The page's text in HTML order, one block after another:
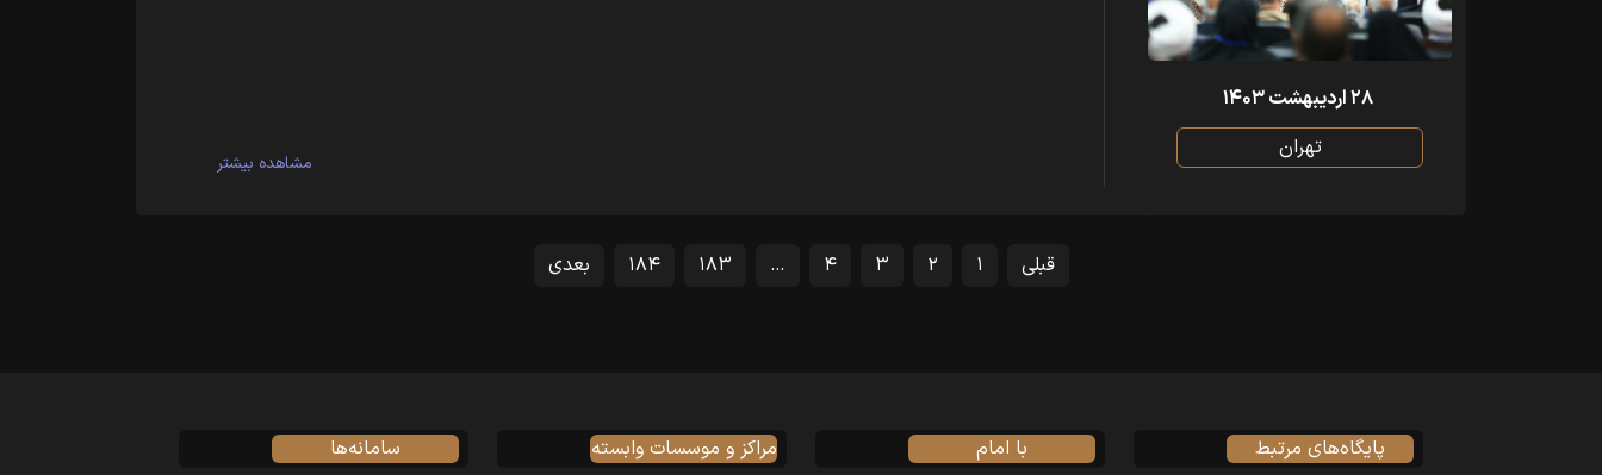
۲۸ اردیبهشت ۱۴۰۳
تهران
مشاهده بیشتر
قبلی ۱ ۲ ۳ ۴ … ۱۸۳ ۱۸۴ بعدی
پایگاه‌های مرتبط
با امام
مراکز و موسسات وابسته
سامانه‌ها